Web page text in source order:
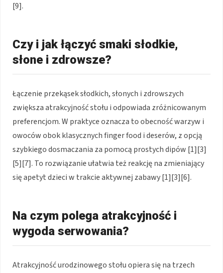
[9].
Czy i jak łączyć smaki słodkie,
słone i zdrowsze?
Łączenie przekąsek słodkich, słonych i zdrowszych
zwiększa atrakcyjność stołu i odpowiada zróżnicowanym
preferencjom. W praktyce oznacza to obecność warzyw i
owoców obok klasycznych finger food i deserów, z opcją
szybkiego dosmaczania za pomocą prostych dipów [1][3]
[5][7]. To rozwiązanie ułatwia też reakcję na zmieniający
się apetyt dzieci w trakcie aktywnej zabawy [1][3][6].
Na czym polega atrakcyjność i
wygoda serwowania?
Atrakcyjność urodzinowego stołu opiera się na trzech